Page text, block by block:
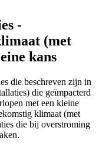
-
(met
kans
die beschreven zijn in
die geïmpacterd
met een kleine
klimaat (met
die bij overstroming